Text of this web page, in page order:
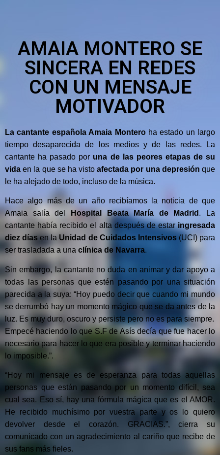
AMAIA MONTERO SE
SINCERA EN REDES
CON UN MENSAJE
MOTIVADOR
La cantante española Amaia Monteroha estado un largo
tiempo desaparecida de los medios y de las redes. La
cantante ha pasado por una de las peores etapas de su
vida en la que se ha visto afectada por una depresiónque
le ha alejado de todo, incluso de la música.
Hace algo más de un año recibíamos la noticia de que
Amaia salía del
Hospital Beata María de Madrid . La
cantante había recibido el alta después de estaringresada
diez díasen la Unidad de Cuidados Intensivos(UCI) para
ser trasladada a una clínica de Navarra.
Sin embargo, la cantante no duda en animar y dar apoyo a
todas las personas que estén pasando por una situación
parecida a la suya: “Hoy puedo decir que cuando mi mundo
se derrumbó hay un momento mágico que se da antes de la
luz. Es muy duro, oscuro y persiste pero no es para siempre.
Empecé haciendo lo que S.F de Asís decía que fue hacer lo
necesario para hacer lo que era posible y terminar haciendo
lo imposible.”.
“Hoy mi mensaje es de esperanza para todas aquellas
personas que están pasando por un momento difícil, sea
cual sea. Eso sí, hay una fórmula mágica que es el AMOR.
He recibido muchísimo por vuestra parte y os lo quiero
devolver desde el corazón. GRACIAS.”, cierra su
comunicado con un agradecimiento al cariño que recibe de
sus fans más fieles.